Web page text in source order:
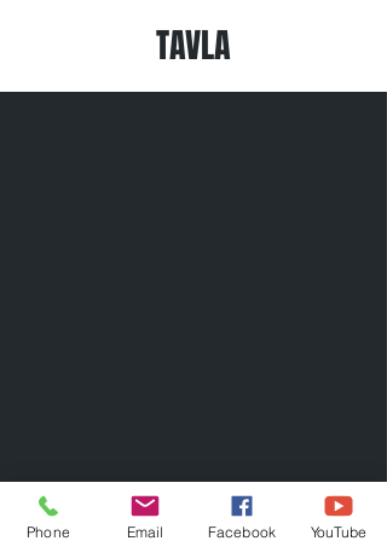
TAVLA
Phone Email Facebook YouTube